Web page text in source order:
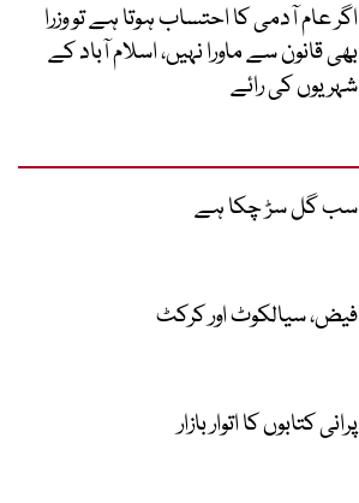
اگر عام آدمی کا احتساب ہوتا ہے تو وزرا
بھی قانون سے ماورا نہیں، اسلام آباد کے
شہریوں کی رائے
سب گل سڑ چکا ہے
فیض، سیالکوٹ اور کرکٹ
پرانی کتابوں کا اتوار بازار